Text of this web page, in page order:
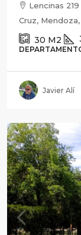
Lencinas
Cruz,
30 M2
Javier Alí